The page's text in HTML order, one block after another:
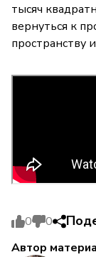
тысяч
вернуться к
пространству
0 0
Автор